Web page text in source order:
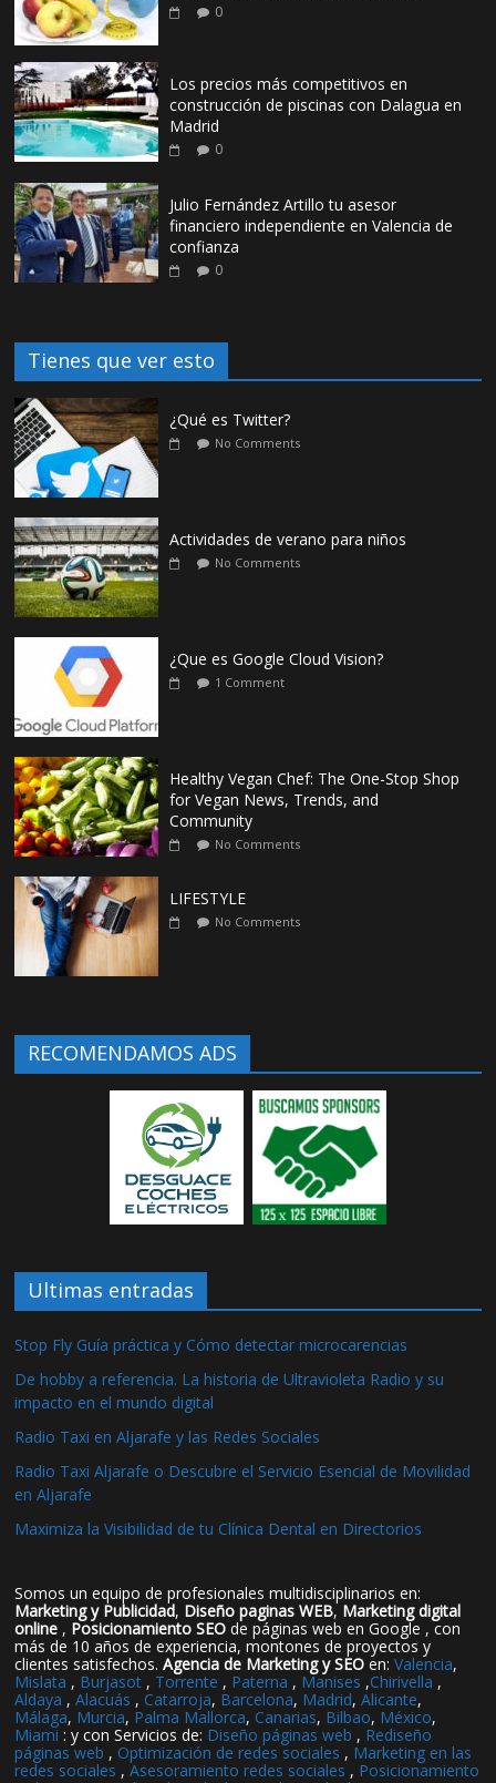
0
Los precios más competitivos en
construcción de piscinas con Dalagua en
Madrid
0
Julio Fernández Artillo tu asesor
financiero independiente en Valencia de
confianza
0
Tienes que ver esto
¿Qué es Twitter?
No Comments
Actividades de verano para niños
No Comments
¿Que es Google Cloud Vision?
1 Comment
Healthy Vegan Chef: The One-Stop Shop
for Vegan News, Trends, and
Community
No Comments
LIFESTYLE
No Comments
RECOMENDAMOS ADS
Ultimas entradas
Stop Fly Guía práctica y Cómo detectar microcarencias
De hobby a referencia. La historia de Ultravioleta Radio y su
impacto en el mundo digital
Radio Taxi en Aljarafe y las Redes Sociales
Radio Taxi Aljarafe o Descubre el Servicio Esencial de Movilidad
en Aljarafe
Maximiza la Visibilidad de tu Clínica Dental en Directorios
Somos un equipo de profesionales multidisciplinarios en:
Marketing y Publicidad, Diseño paginas WEB, Marketing digital
online , Posicionamiento SEO de páginas web en Google , con
más de 10 años de experiencia, montones de proyectos y
clientes satisfechos.Agencia de Marketing y SEO en:Valencia,
Mislata , Burjasot , Torrente , Paterna , Manises ,Chirivella ,
Aldaya ,Alacuás , Catarroja, Barcelona, Madrid,Alicante,
Málaga, Murcia, Palma Mallorca, Canarias, Bilbao, México,
Miami : y con Servicios de: Diseño páginas web , Rediseño
páginas web , Optimización de redes sociales , Marketing en las
redes sociales ,Asesoramiento redes sociales , Posicionamiento